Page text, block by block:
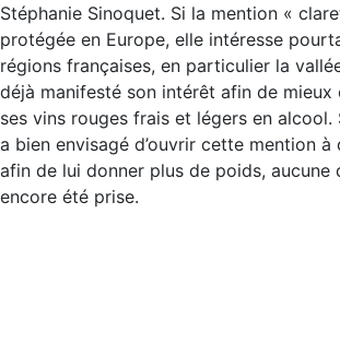
Stéphanie Sinoquet. Si la mention «
protégée en Europe, elle intéresse
régions françaises, en particulier la
déjà manifesté son intérêt afin de mieux
ses vins rouges frais et légers en alcool.
a bien envisagé d’ouvrir cette mention à
afin de lui donner plus de poids, aucune
encore été prise.